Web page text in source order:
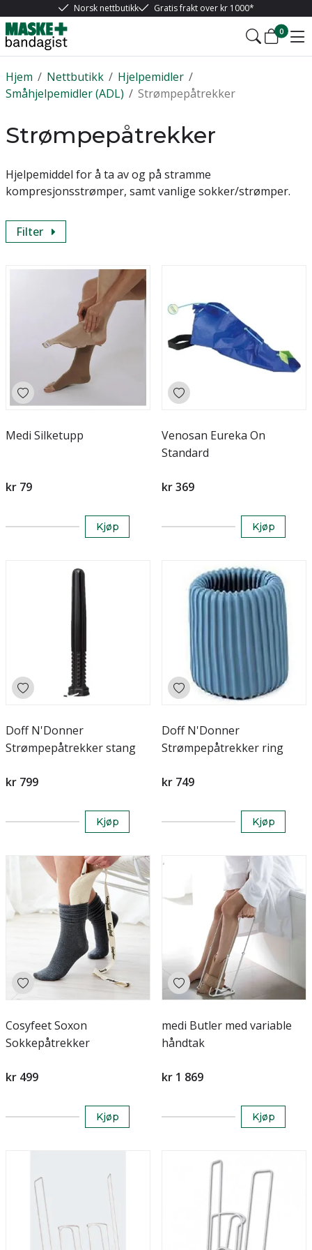
Norsk nettbutikk Gratis frakt over kr 1000*
0
/
Hjem /
Nettbutikk /
Hjelpemidler
/
Småhjelpemidler (ADL) Strømpepåtrekker
Strømpepåtrekker
Hjelpemiddel for å ta av og på stramme
kompresjonsstrømper, samt vanlige sokker/strømper.
Filter
Medi Silketupp
kr 79
Kjøp
Venosan Eureka On
Standard
kr 369
Kjøp
Doff N'Donner
Strømpepåtrekker stang
kr 799
Kjøp
Doff N'Donner
Strømpepåtrekker ring
kr 749
Kjøp
Cosyfeet Soxon
Sokkepåtrekker
kr 499
Kjøp
medi Butler med variable
håndtak
kr 1 869
Kjøp